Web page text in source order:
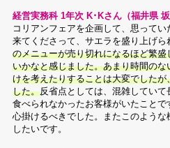
経営実務科 1年次 K･Kさん（福井県 坂
コリアンフェアを企画して、思って
来てくださって、サエラを盛り上げら
のメニューが売り切れになるほど繁
いかなと感じました。あまり時間の
けを考えたりすることは大変でした
した。反省点としては、混雑していて
食べられなかったお客様がいたこと
心掛けるべきでした。またこのよう
したいです。